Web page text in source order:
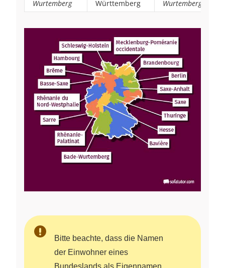
Wurtemberg
Württemberg
Wurtemberg
Bitte beachte, dass die Namen
der Einwohner eines
Bundeslands als Eigennamen